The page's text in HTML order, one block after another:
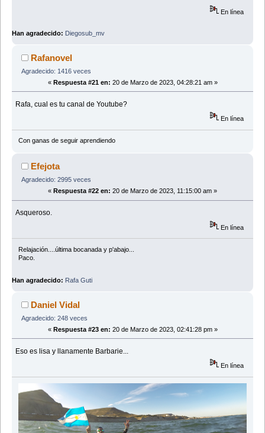
En línea
Han agradecido: Diegosub_mv
Rafanovel
Agradecido: 1416 veces
« Respuesta #21 en: 20 de Marzo de 2023, 04:28:21 am »
Rafa, cual es tu canal de Youtube?
En línea
Con ganas de seguir aprendiendo
Efejota
Agradecido: 2995 veces
« Respuesta #22 en: 20 de Marzo de 2023, 11:15:00 am »
Asqueroso.
En línea
Relajación....última bocanada y p'abajo...
Paco.
Han agradecido: Rafa Guti
Daniel Vidal
Agradecido: 248 veces
« Respuesta #23 en: 20 de Marzo de 2023, 02:41:28 pm »
Eso es lisa y llanamente Barbarie...
En línea